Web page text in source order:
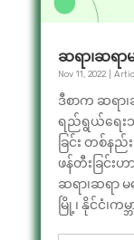
ဆရာ၊ဆရ
Nov 11, 2022|
ဒီစာက ဆရာ
ရည်ရွယ်ရေးသ
ခြင်း တစ်န
ဖန်တီးခြ
ဆရာ၊ဆရာ
မြို့၊ နိုင်ငံ၊က